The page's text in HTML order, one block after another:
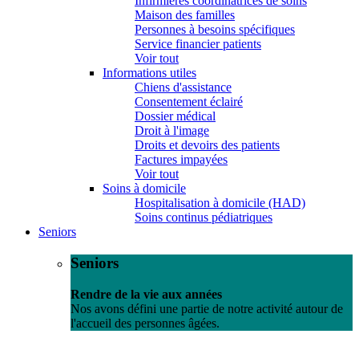
Maison des familles
Personnes à besoins spécifiques
Service financier patients
Voir tout
Informations utiles
Chiens d'assistance
Consentement éclairé
Dossier médical
Droit à l'image
Droits et devoirs des patients
Factures impayées
Voir tout
Soins à domicile
Hospitalisation à domicile (HAD)
Soins continus pédiatriques
Seniors
Seniors
Rendre de la vie aux années
Nos avons défini une partie de notre activité autour de
l'accueil des personnes âgées.